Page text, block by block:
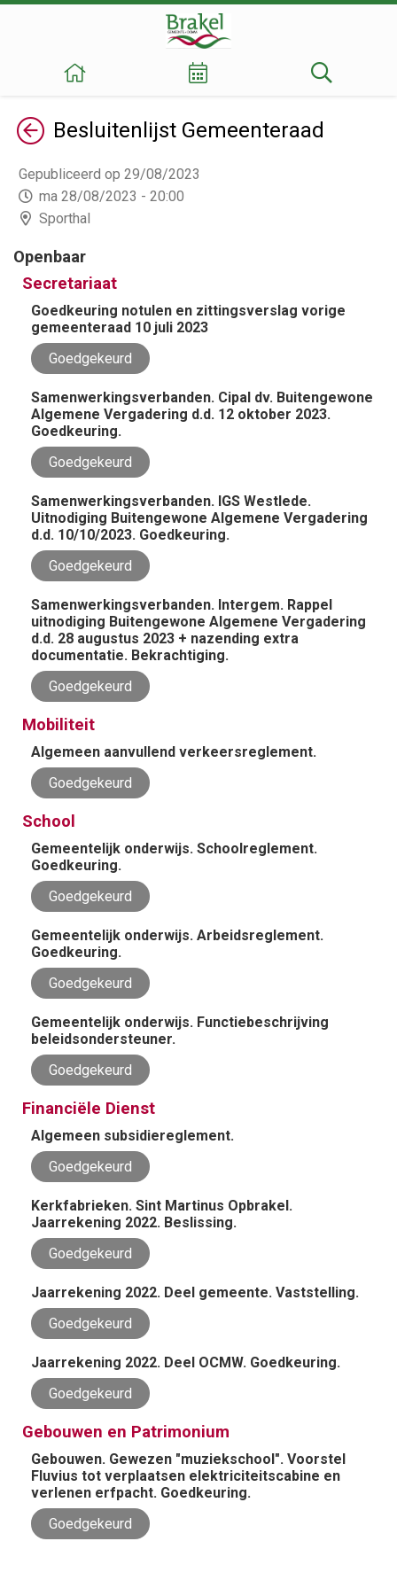
TerugBesluitenlijst Gemeenteraad
Gepubliceerd op 29/08/2023
ma 28/08/2023 - 20:00
Sporthal
Openbaar
Secretariaat
Goedkeuring notulen en zittingsverslag vorige
gemeenteraad 10 juli 2023
Goedgekeurd
Samenwerkingsverbanden. Cipal dv. Buitengewone
Algemene Vergadering d.d. 12 oktober 2023.
Goedkeuring.
Goedgekeurd
Samenwerkingsverbanden. IGS Westlede.
Uitnodiging Buitengewone Algemene Vergadering
d.d. 10/10/2023. Goedkeuring.
Goedgekeurd
Samenwerkingsverbanden. Intergem. Rappel
uitnodiging Buitengewone Algemene Vergadering
d.d. 28 augustus 2023 + nazending extra
documentatie. Bekrachtiging.
Goedgekeurd
Mobiliteit
Algemeen aanvullend verkeersreglement.
Goedgekeurd
School
Gemeentelijk onderwijs. Schoolreglement.
Goedkeuring.
Goedgekeurd
Gemeentelijk onderwijs. Arbeidsreglement.
Goedkeuring.
Goedgekeurd
Gemeentelijk onderwijs. Functiebeschrijving
beleidsondersteuner.
Goedgekeurd
Financiële Dienst
Algemeen subsidiereglement.
Goedgekeurd
Kerkfabrieken. Sint Martinus Opbrakel.
Jaarrekening 2022. Beslissing.
Goedgekeurd
Jaarrekening 2022. Deel gemeente. Vaststelling.
Goedgekeurd
Jaarrekening 2022. Deel OCMW. Goedkeuring.
Goedgekeurd
Gebouwen en Patrimonium
Gebouwen. Gewezen "muziekschool". Voorstel
Fluvius tot verplaatsen elektriciteitscabine en
verlenen erfpacht. Goedkeuring.
Goedgekeurd